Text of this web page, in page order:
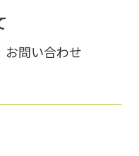
お問い合わせ